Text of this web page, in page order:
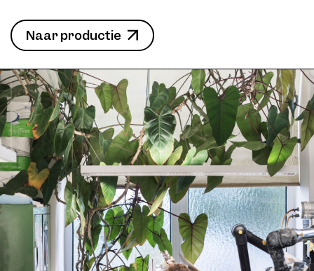
Naar productie